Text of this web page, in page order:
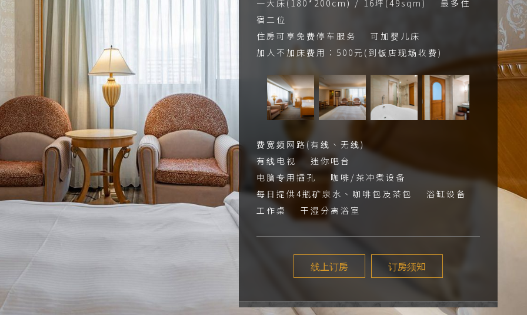
一大床(180*200cm) / 16坪(49sqm) 最多住
宿二位
住房可享免费停车服务 可加婴儿床
加人不加床费用：500元(到饭店现场收费)
费宽频网路(有线、无线)
有线电视 迷你吧台
电脑专用插孔 咖啡/茶冲煮设备
每日提供4瓶矿泉水、咖啡包及茶包 浴缸设备
工作桌 干湿分离浴室
线上订房 订房须知